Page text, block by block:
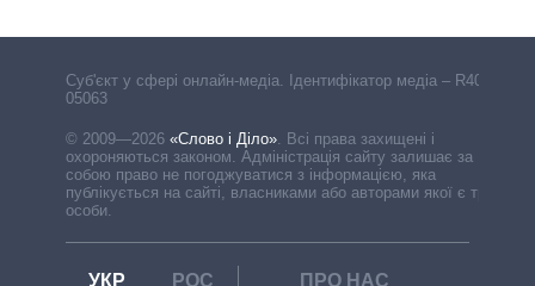
Cуб'єкт у сфері онлайн-медіа. Ідентифікатор медіа – R40-
05063
© 2009—2026 «Слово і Діло» Всі права захищені і
охороняються законом. Адміністрація сайту залишає за
собою право не погоджуватися з інформацією, яка
публікується на сайті, власниками або авторами якої є треті
особи.
УКР РОС
ПРО НАС